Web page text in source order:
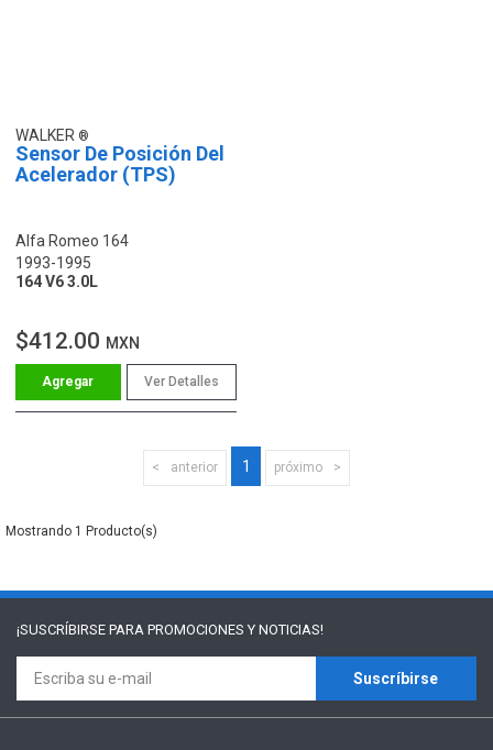
WALKER
Sensor De Posición Del
Acelerador (TPS)
Alfa Romeo 164
1993-1995
164 V6 3.0L
$412.00 MXN
Ver Detalles
anterior 1 próximo
1
¡SUSCRÍBIRSE PARA PROMOCIONES Y NOTICIAS!
Suscríbirse